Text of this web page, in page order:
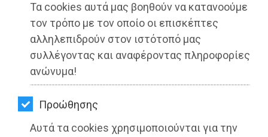
Τα cookies αυτά μας βοηθούν να κατανοούμε
τον τρόπο με τον οποίο οι επισκέπτες
αλληλεπιδρούν στον ιστότοπό μας
συλλέγοντας και αναφέροντας πληροφορίες
ανώνυμα!
Προώθησης
Αυτά τα cookies χρησιμοποιούνται για την
ΤΑΞΙΔΙΑ
ΕΞΟΔΟΣ
ΠΕΡΙΒΑΛΛΟΝ
ΚΑΤΟΙΚΙΔΙΟ
ΑΓΓΕΛΙΕΣ
Λαογραφική Εταιρία Βαρνάβα:
Αποτελέσματα του Ευρωπαϊκού
Προγράμματος Erasmus+ «Living
Heritage 4 All»
Διαβάστηκε 3141 φορές